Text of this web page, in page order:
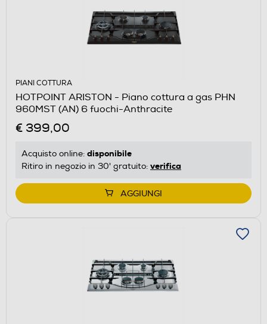
PIANI COTTURA
HOTPOINT ARISTON - Piano cottura a gas PHN
960MST (AN) 6 fuochi-Anthracite
€ 399,00
Acquisto online: disponibile
Ritiro in negozio in 30' gratuito: verifica
AGGIUNGI